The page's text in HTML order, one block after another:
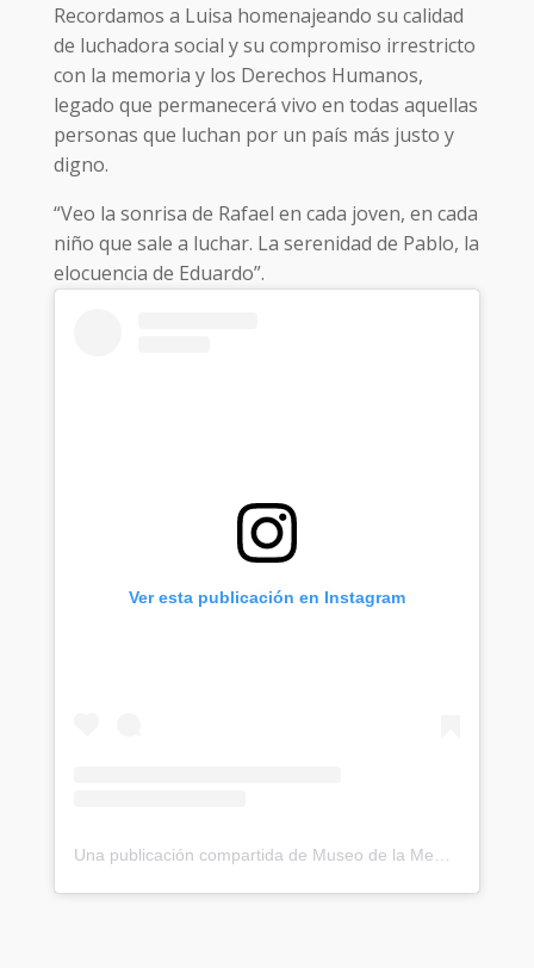
Recordamos a Luisa homenajeando su calidad
de luchadora social y su compromiso irrestricto
con la memoria y los Derechos Humanos,
legado que permanecerá vivo en todas aquellas
personas que luchan por un país más justo y
digno.
“Veo la sonrisa de Rafael en cada joven, en cada
niño que sale a luchar. La serenidad de Pablo, la
elocuencia de Eduardo”.
Ver esta publicación en Instagram